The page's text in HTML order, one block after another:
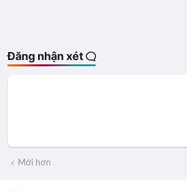
Đăng nhận xét
Mới hơn